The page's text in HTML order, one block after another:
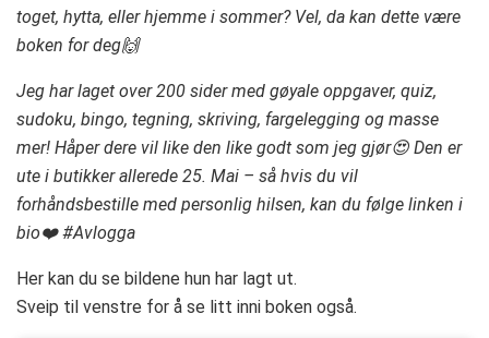
toget, hytta, eller hjemme i sommer? Vel, da kan dette være
boken for deg🙌
Jeg har laget over 200 sider med gøyale oppgaver, quiz,
sudoku, bingo, tegning, skriving, fargelegging og masse
mer! Håper dere vil like den like godt som jeg gjør😍 Den er
ute i butikker allerede 25. Mai – så hvis du vil
forhåndsbestille med personlig hilsen, kan du følge linken i
bio❤️ #Avlogga
Her kan du se bildene hun har lagt ut.
Sveip til venstre for å se litt inni boken også.